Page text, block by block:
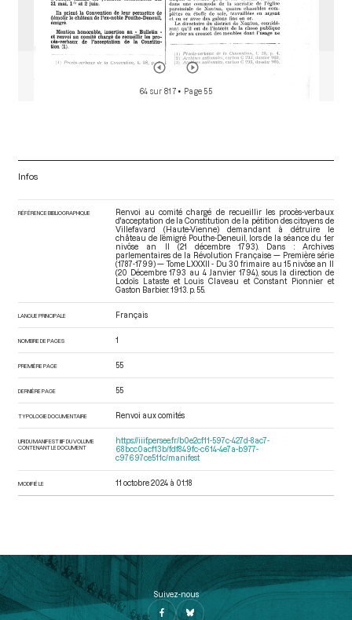
64 sur 817 • Page 55
Infos
RÉFÉRENCE BIBLIOGRAPHIQUE
Renvoi au comité chargé de recueillir les procès-verbaux
d'acceptation de la Constitution de la pétition des citoyens de
Villefavard (Haute-Vienne) demandant à détruire le
château de l’émigré Pouthe-Deneuil, lors de la séance du 1er
nivôse an II (21 décembre 1793). Dans : Archives
parlementaires de la Révolution Française — Première série
(1787-1799) — Tome LXXXII - Du 30 frimaire au 15 nivôse an II
(20 Décembre 1793 au 4 Janvier 1794) , sous la direction de
Lodoïs Lataste et Louis Claveau et Constant Pionnier et
Gaston Barbier. 1913. p. 55.
LANGUE PRINCIPALE Français
NOMBRE DE PAGES 1
PREMIÈRE PAGE 55
DERNIÈRE PAGE 55
TYPOLOGIE DOCUMENTAIRE Renvoi aux comités
URI DU MANIFEST IIIF DU VOLUME
CONTENANT LE DOCUMENT
https://iiif.persee.fr/b0e2cf11-597c-427d-8ac7-
68bcc0acf13b/fdf849fc-c614-4e7a-b977-
c97697ce511c/manifest
MODIFIÉ LE 11 octobre 2024 à 01:18
Suivez-nous